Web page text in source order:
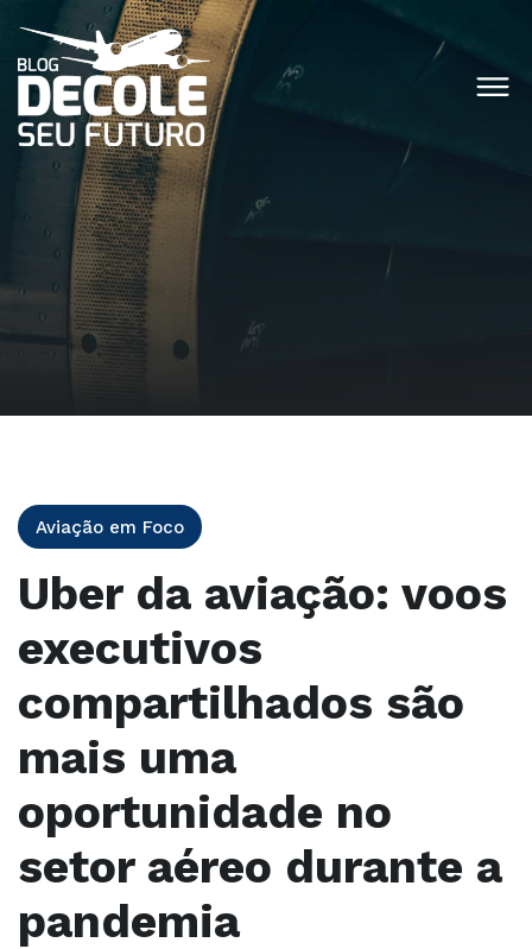
Aviação em Foco
Uber da aviação: voos
executivos
compartilhados são
mais uma
oportunidade no
setor aéreo durante a
pandemia